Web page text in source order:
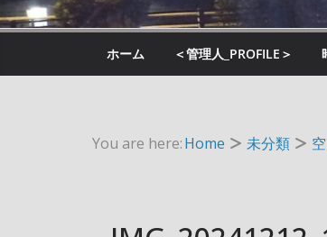
ホーム ＜管理人_PROFILE＞
You are here:Home 未分類